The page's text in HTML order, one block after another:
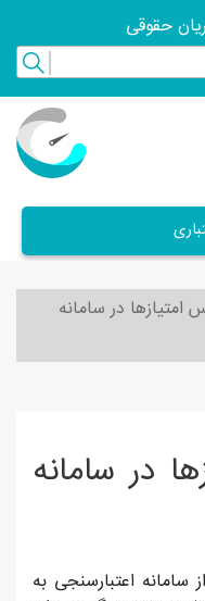
حقوقی
امتیازها در سامانه
در سامانه
اعتبارسنجی به